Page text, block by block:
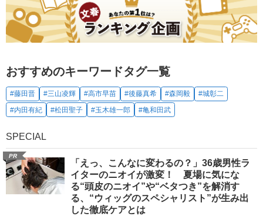
おすすめのキーワードタグ一覧
#藤田晋 #三山凌輝 #高市早苗 #後藤真希 #森岡毅
#城彰二
#内田有紀
#松田聖子 #玉木雄一郎 #亀和田武
SPECIAL
PR
「えっ、こんなに変わるの？」36歳男性ラ
イターのニオイが激変！ 夏場に気にな
る“頭皮のニオイ”や“ベタつき”を解消す
る、“ウィッグのスペシャリスト”が生み出
した徹底ケアとは